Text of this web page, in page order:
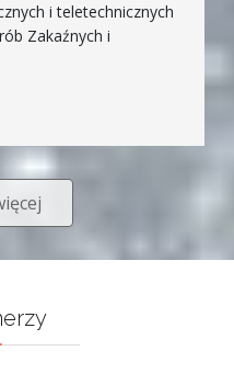
i teletechnicznych
Zakaźnych i